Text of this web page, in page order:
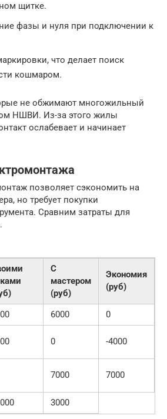
щитке.
фазы и нуля при подключении к
что делает поиск
кошмаром.
не обжимают многожильный
НШВИ. Из-за этого жилы
ослабевает и начинает
позволяет сэкономить на
но требует покупки
Сравним затраты для
С
мастером
(руб)
Экономия
(руб)
6000
0
0 -4000
7000 7000
3000